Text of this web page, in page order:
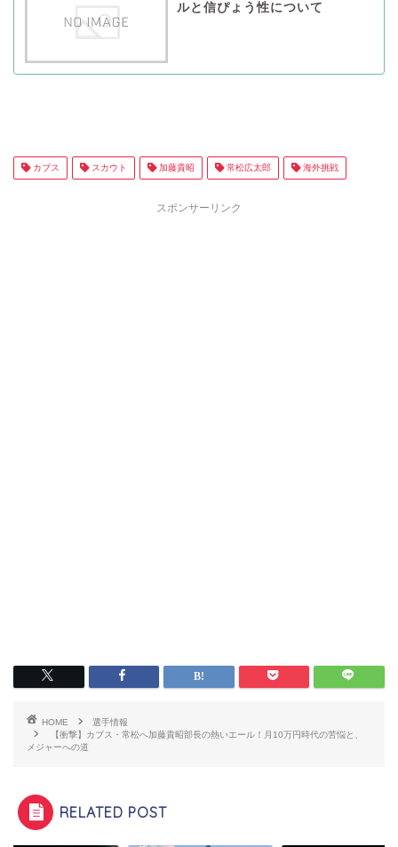
ルと信ぴょう性について
カブス スカウト 加藤貴昭 常松広太郎 海外挑戦
スポンサーリンク
HOME
選手情報
【衝撃】カブス・常松へ加藤貴昭部長の熱いエール！月10万円時代の苦悩と、
メジャーへの道
RELATED POST